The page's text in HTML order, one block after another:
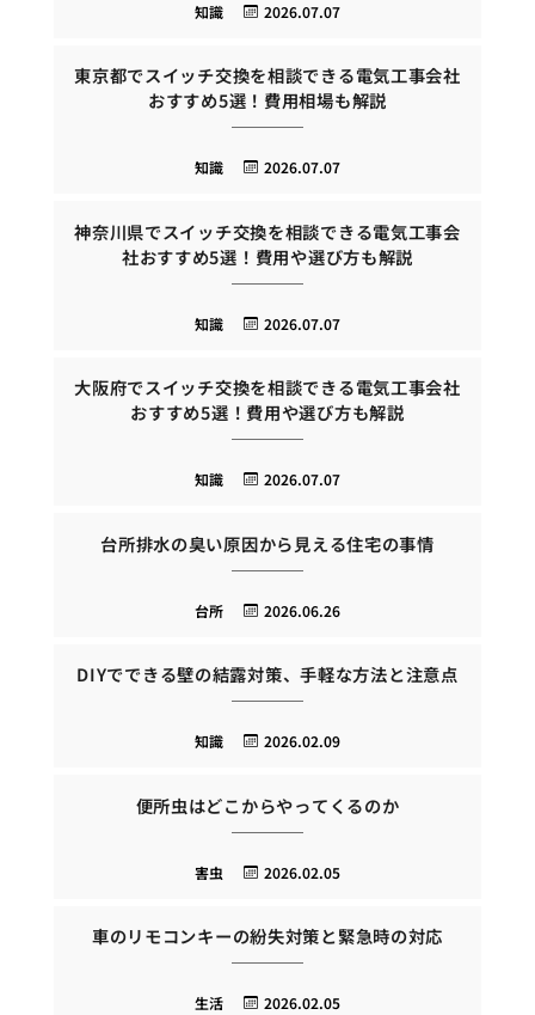
2026.07.07
知識
東京都でスイッチ交換を相談できる電気工事会社
おすすめ5選！費用相場も解説
2026.07.07
知識
神奈川県でスイッチ交換を相談できる電気工事会
社おすすめ5選！費用や選び方も解説
2026.07.07
知識
大阪府でスイッチ交換を相談できる電気工事会社
おすすめ5選！費用や選び方も解説
2026.07.07
知識
台所排水の臭い原因から見える住宅の事情
2026.06.26
台所
DIYでできる壁の結露対策、手軽な方法と注意点
2026.02.09
知識
便所虫はどこからやってくるのか
2026.02.05
害虫
車のリモコンキーの紛失対策と緊急時の対応
2026.02.05
生活